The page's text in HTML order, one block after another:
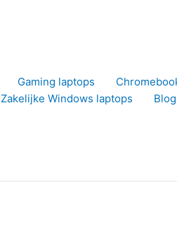
Gaming laptops
Zakelijke Windows laptops Blog